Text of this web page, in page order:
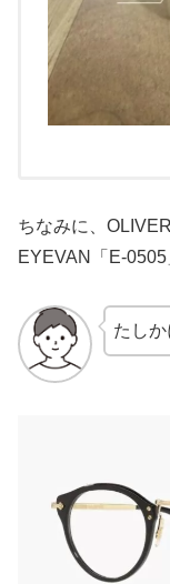
ちなみに、
EYEVAN「E-0505
たし